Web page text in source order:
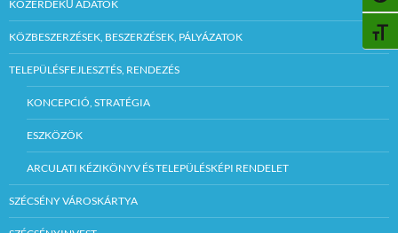
KÖZÉRDEKŰ ADATOK
KÖZBESZERZÉSEK, BESZERZÉSEK, PÁLYÁZATOK
TELEPÜLÉSFEJLESZTÉS, RENDEZÉS
KONCEPCIÓ, STRATÉGIA
ESZKÖZÖK
ARCULATI KÉZIKÖNYV ÉS TELEPÜLÉSKÉPI RENDELET
SZÉCSÉNY VÁROSKÁRTYA